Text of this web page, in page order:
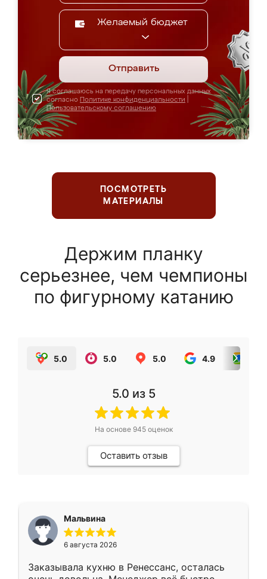
Желаемый бюджет
Отправить
Я соглашаюсь на передачу персональных данных
согласно Политике конфиденциальности
Пользовательскому соглашению
ПОСМОТРЕТЬ
МАТЕРИАЛЫ
Держим планку
серьезнее, чем чемпионы
по фигурному катанию
5.0 5.0 5.0 4.9
5.0 из 5
На основе 945оценок
Оставить отзыв
Мальвина
6 августа 2026
Заказывала кухню в Ренессанс, осталась